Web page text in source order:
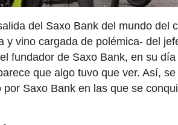
del Saxo Bank del mundo del
vino cargada de polémica- del
fundador de Saxo Bank, en su
que algo tuvo que ver. Así,
Saxo Bank en las que se